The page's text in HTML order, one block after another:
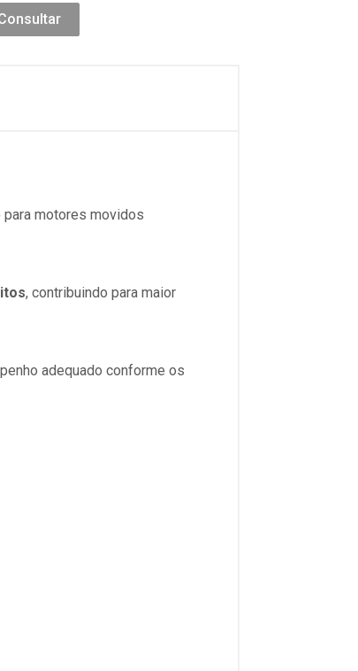
motores movidos
, contribuindo para maior
adequado conforme os